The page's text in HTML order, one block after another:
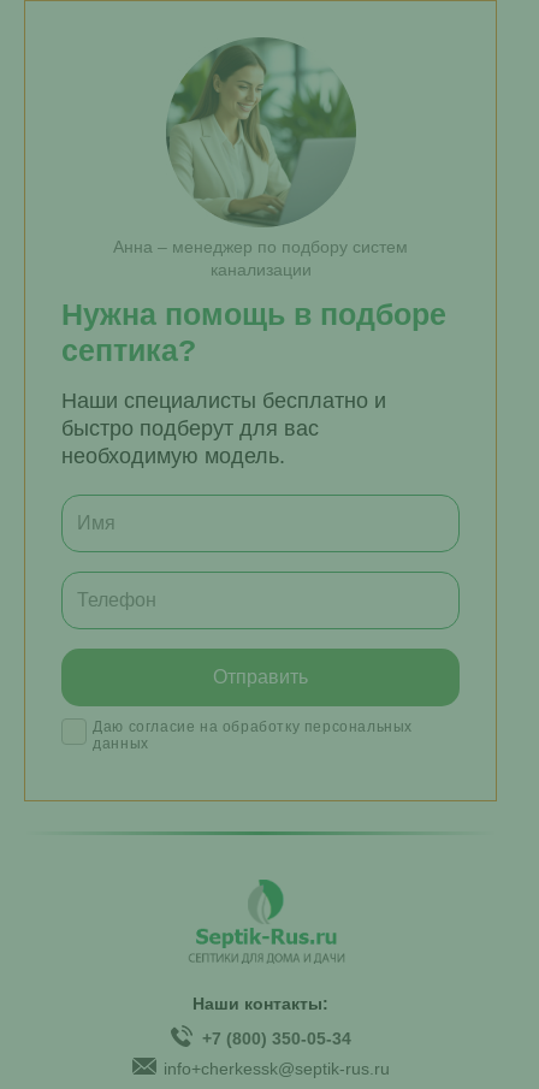
Анна – менеджер по подбору систем
канализации
Нужна помощь в подборе
септика?
Наши специалисты бесплатно и
быстро подберут для вас
необходимую модель.
Даю согласие на обработку персональных
данных
Наши контакты:
+7 (800) 350-05-34
info+cherkessk@septik-rus.ru